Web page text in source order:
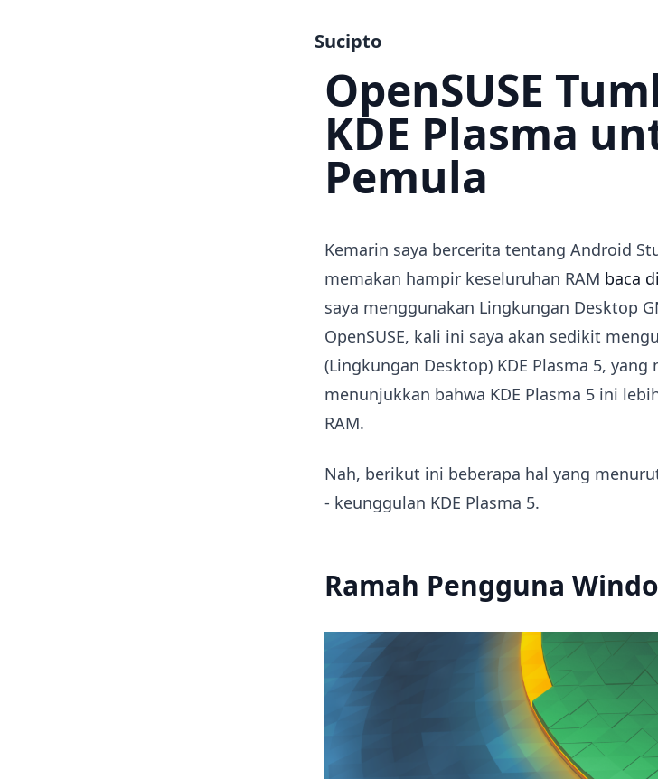
Sucipto
OpenSUSE
KDE Plasma
Pemula
Kemarin saya bercerita tentang Android
memakan hampir keseluruhan RAM baca
saya menggunakan Lingkungan Desktop
OpenSUSE, kali ini saya akan sedikit
(Lingkungan Desktop) KDE Plasma 5, yang
menunjukkan bahwa KDE Plasma 5 ini
RAM.
Nah, berikut ini beberapa hal yang
- keunggulan KDE Plasma 5.
Ramah Pengguna